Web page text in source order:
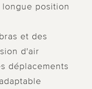
position
et des
d'air
déplacements